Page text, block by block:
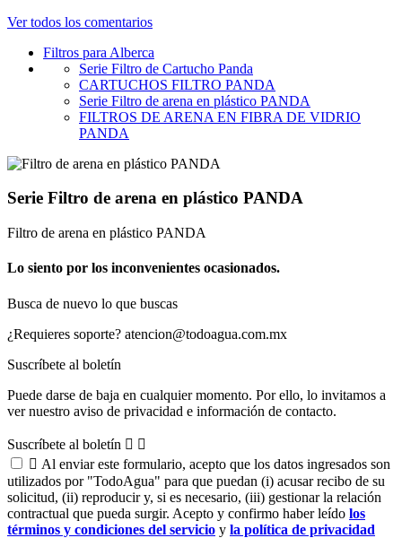
Ver todos los comentarios
Filtros para Alberca
Serie Filtro de Cartucho Panda
CARTUCHOS FILTRO PANDA
Serie Filtro de arena en plástico PANDA
FILTROS DE ARENA EN FIBRA DE VIDRIO
PANDA
Serie Filtro de arena en plástico PANDA
Filtro de arena en plástico PANDA
Lo siento por los inconvenientes ocasionados.
Busca de nuevo lo que buscas
¿Requieres soporte? atencion@todoagua.com.mx
Suscríbete al boletín
Puede darse de baja en cualquier momento. Por ello, lo invitamos a
ver nuestro aviso de privacidad e información de contacto.
Suscríbete al boletín  
 Al enviar este formulario, acepto que los datos ingresados son
utilizados por "TodoAgua" para que puedan (i) acusar recibo de su
solicitud, (ii) reproducir y, si es necesario, (iii) gestionar la relación
contractual que pueda surgir. Acepto y confirmo haber leído los
términos y condiciones del servicio y la política de privacidad